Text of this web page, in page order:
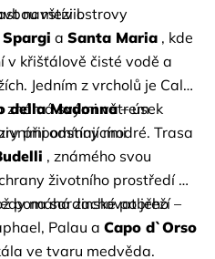
navštívil.
mezi ostrovy
Spargi a Santa Maria , kde
v křišťálově čisté vodě a
Jedním z vrcholů je Cala
známá svými větrem
připomínajícími
della Madonna – úsek
odstíny modré. Trasa
, známého svou
životního prostředí
pomáhá zachovat jeho
na sardinské pobřeží –
Palau a Capo d`Orso
ve tvaru medvěda.